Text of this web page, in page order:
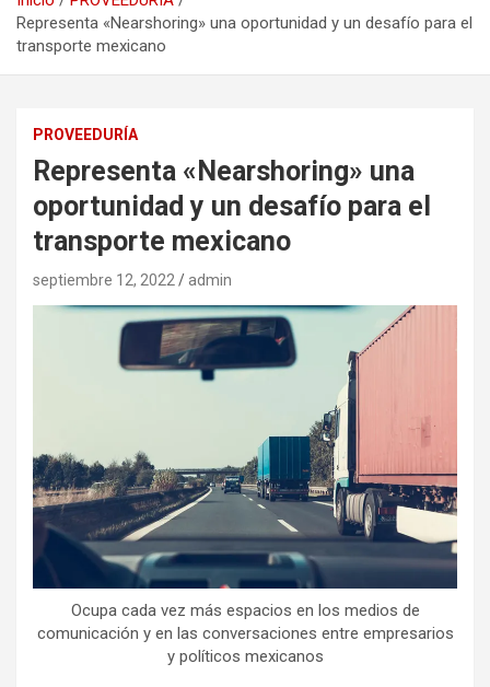
Representa «Nearshoring» una oportunidad y un desafío para el
transporte mexicano
PROVEEDURÍA
Representa «Nearshoring» una
oportunidad y un desafío para el
transporte mexicano
septiembre 12, 2022 admin
Ocupa cada vez más espacios en los medios de
comunicación y en las conversaciones entre empresarios
y políticos mexicanos